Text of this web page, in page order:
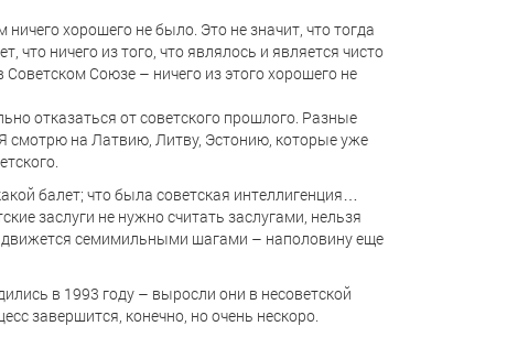
хорошего не было. Это не значит, что тогда
ничего из того, что являлось и является чисто
Союзе – ничего из этого хорошего не
отказаться от советского прошлого. Разные
смотрю на Латвию, Литву, Эстонию, которые уже
балет; что была советская интеллигенция…
заслуги не нужно считать заслугами, нельзя
семимильными шагами – наполовину еще
в 1993 году – выросли они в несоветской
завершится, конечно, но очень нескоро.